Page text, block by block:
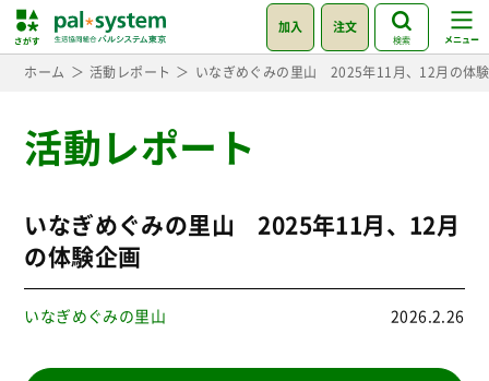
加入 注文
検索
ホーム 活動レポート いなぎめぐみの里山 2025年11月、12月の体
活動レポート
いなぎめぐみの里山 2025年11月、12月
の体験企画
いなぎめぐみの里山 2026.2.26